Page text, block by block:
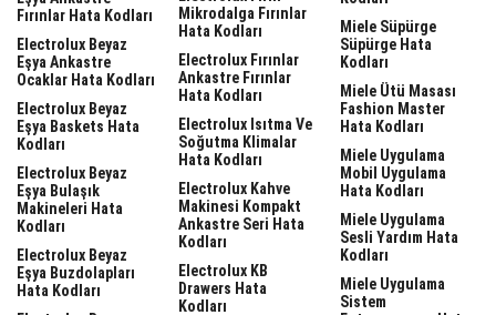
Fırınlar Hata Kodları
Electrolux Beyaz
Eşya Ankastre
Ocaklar Hata Kodları
Electrolux Beyaz
Eşya Baskets Hata
Kodları
Electrolux Beyaz
Eşya Bulaşık
Makineleri Hata
Kodları
Electrolux Beyaz
Eşya Buzdolapları
Hata Kodları
Mikrodalga Fırınlar
Hata Kodları
Electrolux Fırınlar
Ankastre Fırınlar
Hata Kodları
Electrolux Isıtma Ve
Soğutma Klimalar
Hata Kodları
Electrolux Kahve
Makinesi Kompakt
Ankastre Seri Hata
Kodları
Electrolux KB
Drawers Hata
Kodları
Miele Süpürge
Süpürge Hata
Kodları
Miele Ütü Masası
Fashion Master
Hata Kodları
Miele Uygulama
Mobil Uygulama
Hata Kodları
Miele Uygulama
Sesli Yardım Hata
Kodları
Miele Uygulama
Sistem